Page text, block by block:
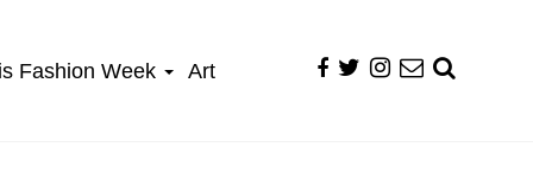
Fashion Week Art